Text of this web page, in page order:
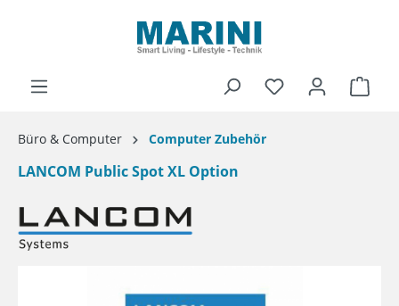
Büro & Computer Computer Zubehör
LANCOM Public Spot XL Option